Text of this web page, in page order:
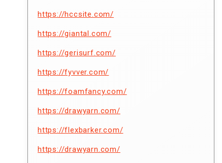
https://hccsite.com/
https://giantal.com/
https://gerisurf.com/
https://fyvver.com/
https://foamfancy.com/
https://drawyarn.com/
https://flexbarker.com/
https://drawyarn.com/